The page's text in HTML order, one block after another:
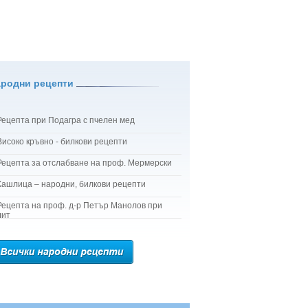
рецепти
при Подагра с пчелен мед
кръвно - билкови рецепти
за отслабване на проф. Мермерски
– народни, билкови рецепти
на проф. д-р Петър Манолов при